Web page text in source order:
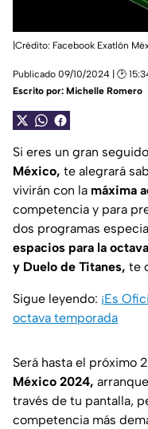
|Crédito: Facebook Exatlón
Publicado 09/10/2024 | 🕑
Escrito por: Michelle Romero
Si eres un gran
México, te alegrará
vivirán con la máxima
competencia y para
dos programas
espacios para la
y Duelo de Titanes, te
Sigue leyendo: ¡Es
octava temporada
Será hasta el próximo
México 2024,
través de tu pantalla,
competencia más